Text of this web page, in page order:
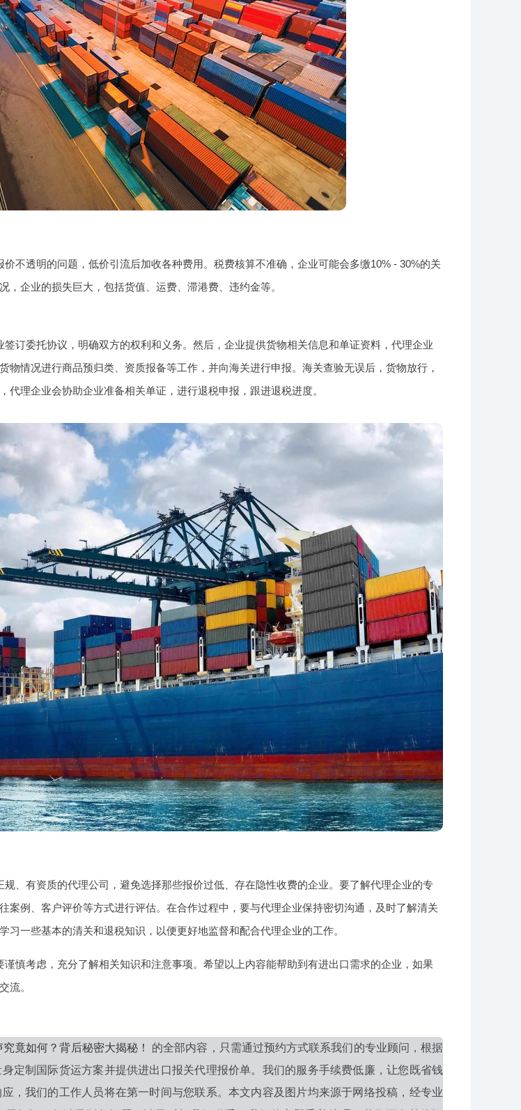
不透明的问题，低价引流后加收各种费用。税费核算不准确，企业可能会多缴10% - 30%的关
，企业的损失巨大，包括货值、运费、滞港费、违约金等。
订委托协议，明确双方的权利和义务。然后，企业提供货物相关信息和单证资料，代理企业
物情况进行商品预归类、资质报备等工作，并向海关进行申报。海关查验无误后，货物放行，
代理企业会协助企业准备相关单证，进行退税申报，跟进退税进度。
、有资质的代理公司，避免选择那些报价过低、存在隐性收费的企业。要了解代理企业的专
案例、客户评价等方式进行评估。在合作过程中，要与代理企业保持密切沟通，及时了解清关
习一些基本的清关和退税知识，以便更好地监督和配合代理企业的工作。
慎考虑，充分了解相关知识和注意事项。希望以上内容能帮助到有进出口需求的企业，如果
流。
竟如何？背后秘密大揭秘！ 的全部内容，只需通过预约方式联系我们的专业顾问，根据
定制国际货运方案并提供进出口报关代理报价单。我们的服务手续费低廉，让您既省钱
，我们的工作人员将在第一时间与您联系。本文内容及图片均来源于网络投稿，经专业